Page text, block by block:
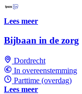
Lees meer
Bijbaan in de zorg
Dordrecht
In overeenstemming
Parttime (overdag)
Lees meer